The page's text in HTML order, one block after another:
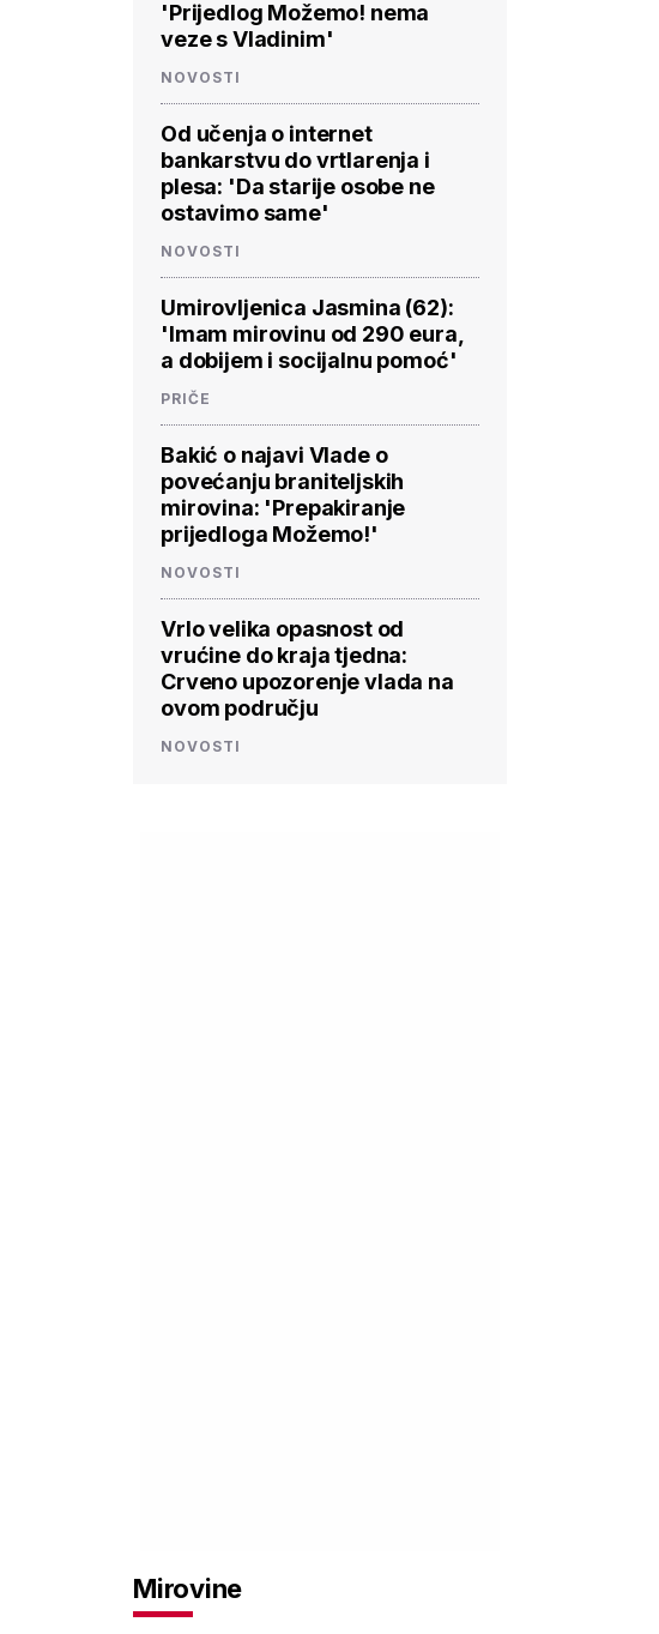
'Prijedlog Možemo! nema
veze s Vladinim'
NOVOSTI
Od učenja o internet
bankarstvu do vrtlarenja i
plesa: 'Da starije osobe ne
ostavimo same'
NOVOSTI
Umirovljenica Jasmina (62):
'Imam mirovinu od 290 eura,
a dobijem i socijalnu pomoć'
PRIČE
Bakić o najavi Vlade o
povećanju braniteljskih
mirovina: 'Prepakiranje
prijedloga Možemo!'
NOVOSTI
Vrlo velika opasnost od
vrućine do kraja tjedna:
Crveno upozorenje vlada na
ovom području
NOVOSTI
Mirovine